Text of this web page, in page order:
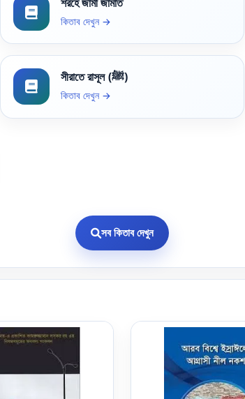
কিতাব দেখুন →
সীরাতে রাসূল (ﷺ)
কিতাব দেখুন →
সব কিতাব দেখুন